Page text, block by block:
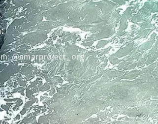
@amarproject_org